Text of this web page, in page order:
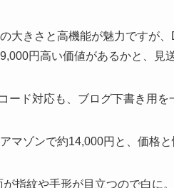
大きさと高機能が魅力ですが
円高い価値があるかと、見送
ード対応も、ブログ下書き用
マゾンで約14,000円と、価格
指紋や手形が目立つので白に。